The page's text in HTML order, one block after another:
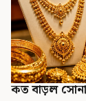
কত বাড়ল